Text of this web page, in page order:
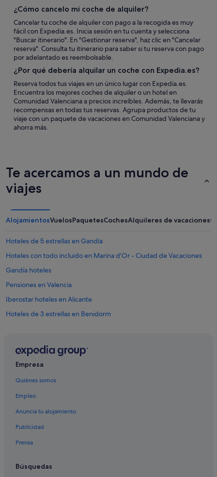
¿Cómo cancelo mi coche de alquiler?
Cancelar tu coche de alquiler con pago a la recogida es muy
fácil con Expedia.es. Inicia sesión en tu cuenta y selecciona
"Buscar itinerario". En "Gestionar reserva", haz clic en "Cancelar
reserva". Consulta tu itinerario para saber si tu reserva con pago
por adelantado es reembolsable.
¿Por qué debería alquilar un coche con Expedia.es?
Reserva todos tus viajes en un único lugar con Expedia.es.
Encuentra los mejores coches de alquiler o un hotel en
Comunidad Valenciana a precios increíbles. Además, te llevarás
recompensas en todas tus reservas. Agrupa productos de tu
viaje con un paquete de vacaciones en Comunidad Valenciana y
ahorra más.
Te acercamos a un mundo de
viajes
AlojamientosVuelosPaquetesCochesAlquileres de vacaciones
Hoteles de 5 estrellas en Gandía
Hoteles con todo incluido en Marina d'Or - Ciudad de Vacaciones
Gandía hoteles
Pensiones en Valencia
Iberostar hoteles en Alicante
Hoteles de 3 estrellas en Benidorm
Hoteles con todo incluido en Benidorm
Calpe hoteles
Paradores hoteles en Casco antiguo de Peñíscola
Apartoteles en Playa de Gandía
Valencia hoteles
Empresa
Quiénes somos
Empleo
Anuncia tu alojamiento
Publicidad
Prensa
Búsquedas